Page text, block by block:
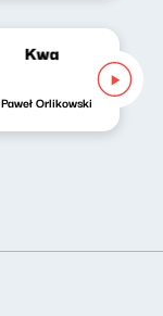
Kwadrans
Paweł Orlikowski